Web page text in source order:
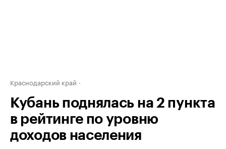
Краснодарский край
Кубань поднялась на 2 пункта
в рейтинге по уровню
доходов населения